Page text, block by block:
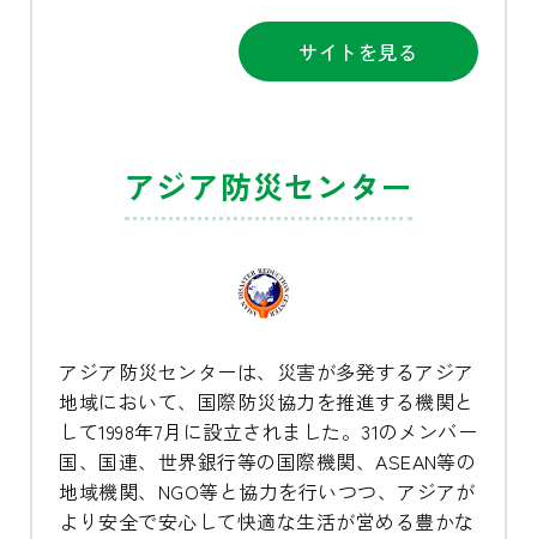
サイトを見る
アジア防災センター
アジア防災センターは、災害が多発するアジア
地域において、国際防災協力を推進する機関と
して1998年7月に設立されました。31のメンバー
国、国連、世界銀行等の国際機関、ASEAN等の
地域機関、NGO等と協力を行いつつ、アジアが
より安全で安心して快適な生活が営める豊かな